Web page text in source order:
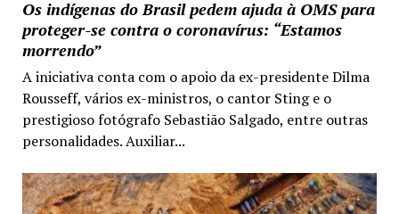
Os indígenas do Brasil pedem ajuda à OMS para
proteger-se contra o coronavírus: “Estamos
morrendo”
A iniciativa conta com o apoio da ex-presidente Dilma
Rousseff, vários ex-ministros, o cantor Sting e o
prestigioso fotógrafo Sebastião Salgado, entre outras
personalidades. Auxiliar...